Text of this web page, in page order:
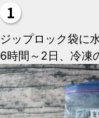
ジップロック袋に
6時間～2日